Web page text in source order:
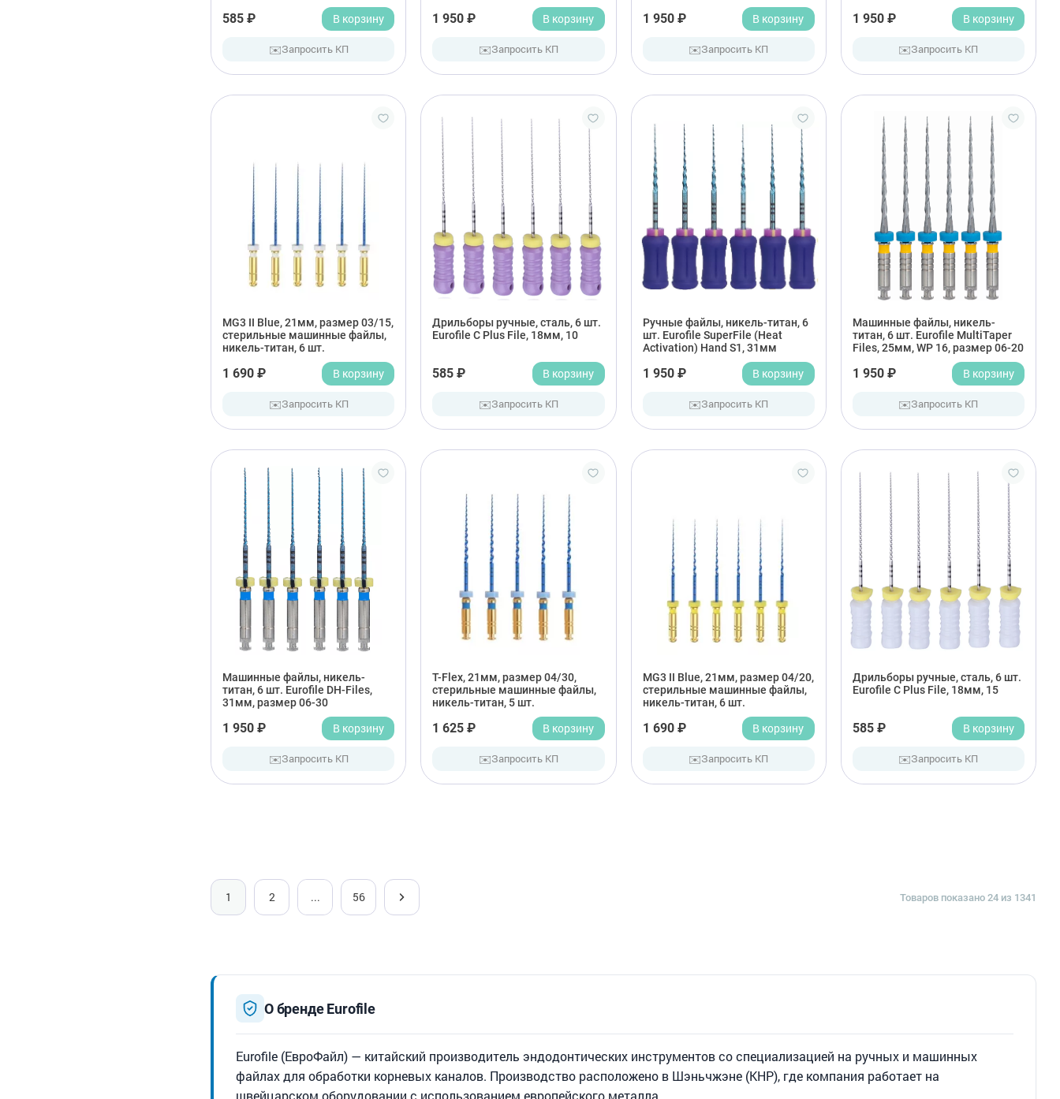
585 ₽ В корзину
✉️Запросить КП
1 950 ₽ В корзину
✉️Запросить КП
1 950 ₽ В корзину
✉️Запросить КП
1 950 ₽ В корзину
✉️Запросить КП
MG3 II Blue, 21мм, размер 03/15,
стерильные машинные файлы,
никель-титан, 6 шт.
1 690 ₽ В корзину
✉️Запросить КП
Дрильборы ручные, сталь, 6 шт.
Eurofile С Plus File, 18мм, 10
585 ₽ В корзину
✉️Запросить КП
Ручные файлы, никель-титан, 6
шт. Eurofile SuperFile (Heat
Activation) Hand S1, 31мм
1 950 ₽ В корзину
✉️Запросить КП
Машинные файлы, никель-
титан, 6 шт. Eurofile MultiTaper
Files, 25мм, WP 16, размер 06-20
1 950 ₽ В корзину
✉️Запросить КП
Машинные файлы, никель-
титан, 6 шт. Eurofile DH-Files,
31мм, размер 06-30
1 950 ₽ В корзину
✉️Запросить КП
T-Flex, 21мм, размер 04/30,
стерильные машинные файлы,
никель-титан, 5 шт.
1 625 ₽ В корзину
✉️Запросить КП
MG3 II Blue, 21мм, размер 04/20,
стерильные машинные файлы,
никель-титан, 6 шт.
1 690 ₽ В корзину
✉️Запросить КП
Дрильборы ручные, сталь, 6 шт.
Eurofile С Plus File, 18мм, 15
585 ₽ В корзину
✉️Запросить КП
1 2 ... 56 Товаров показано 24 из 1341
О бренде Eurofile
Eurofile (ЕвроФайл) — китайский производитель эндодонтических инструментов со специализацией на ручных и машинных
файлах для обработки корневых каналов. Производство расположено в Шэньчжэне (КНР), где компания работает на
швейцарском оборудовании с использованием европейского металла.